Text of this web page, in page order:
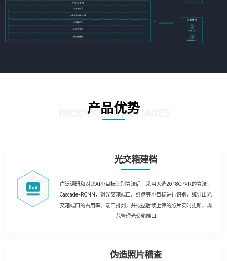
产品优势
PRODUCT ADVANTAGES
光交箱建档
广泛调研和对比AI小目标识别算法后，采用入选2018CPVR的算法：
Cascade-RCNN，对光交箱端口、纤盘等小目标进行识别，统计出光
交箱端口的占用率、端口排列，并根据后续上传的照片实时更新，规
范管理光交箱端口
伪造照片稽查